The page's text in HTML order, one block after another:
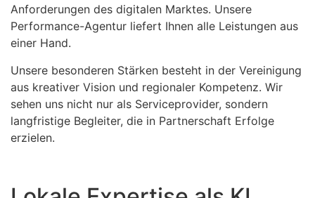
Anforderungen des digitalen Marktes. Unsere
Performance-Agentur liefert Ihnen alle Leistungen aus
einer Hand.
Unsere besonderen Stärken besteht in der Vereinigung
aus kreativer Vision und regionaler Kompetenz. Wir
sehen uns nicht nur als Serviceprovider, sondern
langfristige Begleiter, die in Partnerschaft Erfolge
erzielen.